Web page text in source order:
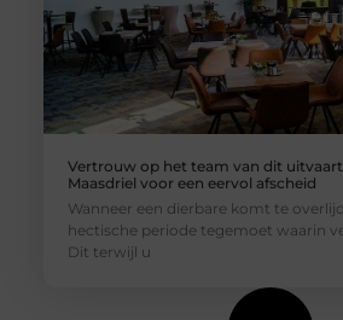
Vertrouw op het team van dit
Maasdriel voor een eervol afscheid
Wanneer een dierbare komt te
hectische periode tegemoet waarin
Dit terwijl u